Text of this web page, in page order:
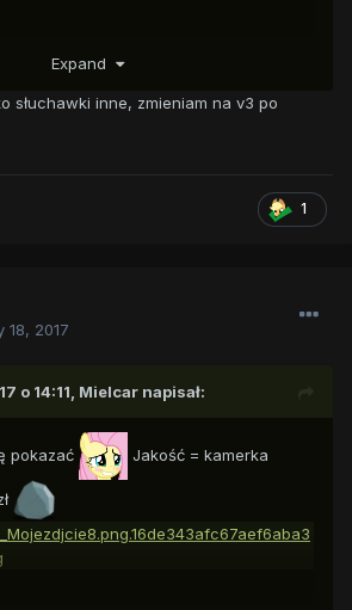
Expand
słuchawki inne, zmieniam na v3 po
1
18, 2017
o 14:11, Mielcar napisał:
pokazać Jakość = kamerka